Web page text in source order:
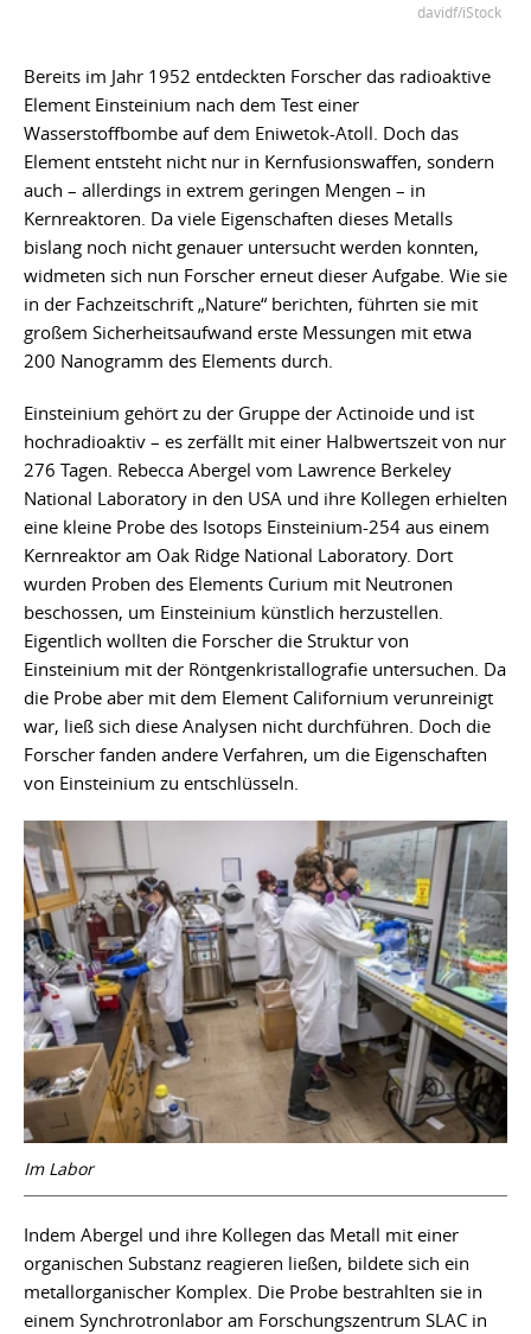
davidf/iStock
Bereits im Jahr 1952 entdeckten Forscher das radioaktive
Element Einsteinium nach dem Test einer
Wasserstoffbombe auf dem Eniwetok-Atoll. Doch das
Element entsteht nicht nur in Kernfusionswaffen, sondern
auch – allerdings in extrem geringen Mengen – in
Kernreaktoren. Da viele Eigenschaften dieses Metalls
bislang noch nicht genauer untersucht werden konnten,
widmeten sich nun Forscher erneut dieser Aufgabe. Wie sie
in der Fachzeitschrift „Nature“ berichten, führten sie mit
großem Sicherheitsaufwand erste Messungen mit etwa
200 Nanogramm des Elements durch.
Einsteinium gehört zu der Gruppe der Actinoide und ist
hochradioaktiv – es zerfällt mit einer Halbwertszeit von nur
276 Tagen. Rebecca Abergel vom Lawrence Berkeley
National Laboratory in den USA und ihre Kollegen erhielten
eine kleine Probe des Isotops Einsteinium-254 aus einem
Kernreaktor am Oak Ridge National Laboratory. Dort
wurden Proben des Elements Curium mit Neutronen
beschossen, um Einsteinium künstlich herzustellen.
Eigentlich wollten die Forscher die Struktur von
Einsteinium mit der Röntgenkristallografie untersuchen. Da
die Probe aber mit dem Element Californium verunreinigt
war, ließ sich diese Analysen nicht durchführen. Doch die
Forscher fanden andere Verfahren, um die Eigenschaften
von Einsteinium zu entschlüsseln.
Im Labor
Indem Abergel und ihre Kollegen das Metall mit einer
organischen Substanz reagieren ließen, bildete sich ein
metallorganischer Komplex. Die Probe bestrahlten sie in
einem Synchrotronlabor am Forschungszentrum SLAC in